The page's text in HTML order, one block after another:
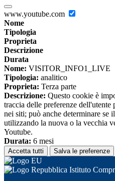
www.youtube.com
Nome
Tipologia
Proprieta
Descrizione
Durata
Nome: VISITOR_INFO1_LIVE
Tipologia: analitico
Proprieta: Terza parte
Descrizione: Questo cookie è
traccia delle preferenze
nei siti; può anche determinare se
utilizzando la nuova o la vecchia
Youtube.
Durata: 6 mesi
Accetta tutti Salva le preferenze
Istituto